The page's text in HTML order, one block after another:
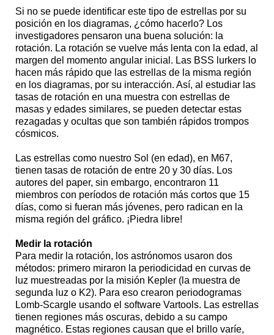
Si no se puede identificar este tipo de estrellas por su
posición en los diagramas, ¿cómo hacerlo? Los
investigadores pensaron una buena solución: la
rotación. La rotación se vuelve más lenta con la edad, al
margen del momento angular inicial. Las BSS lurkers lo
hacen más rápido que las estrellas de la misma región
en los diagramas, por su interacción. Así, al estudiar las
tasas de rotación en una muestra con estrellas de
masas y edades similares, se pueden detectar estas
rezagadas y ocultas que son también rápidos trompos
cósmicos.
Las estrellas como nuestro Sol (en edad), en M67,
tienen tasas de rotación de entre 20 y 30 días. Los
autores del paper, sin embargo, encontraron 11
miembros con períodos de rotación más cortos que 15
días, como si fueran más jóvenes, pero radican en la
misma región del gráfico. ¡Piedra libre!
Medir la rotación
Para medir la rotación, los astrónomos usaron dos
métodos: primero miraron la periodicidad en curvas de
luz muestreadas por la misión Kepler (la muestra de
segunda luz o K2). Para eso crearon periodogramas
Lomb-Scargle usando el software Vartools. Las estrellas
tienen regiones más oscuras, debido a su campo
magnético. Estas regiones causan que el brillo varíe,